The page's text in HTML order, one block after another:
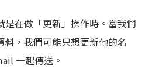
是在做「更新」操作時。當我們
料，我們可能只想更新他的名
一起傳送。